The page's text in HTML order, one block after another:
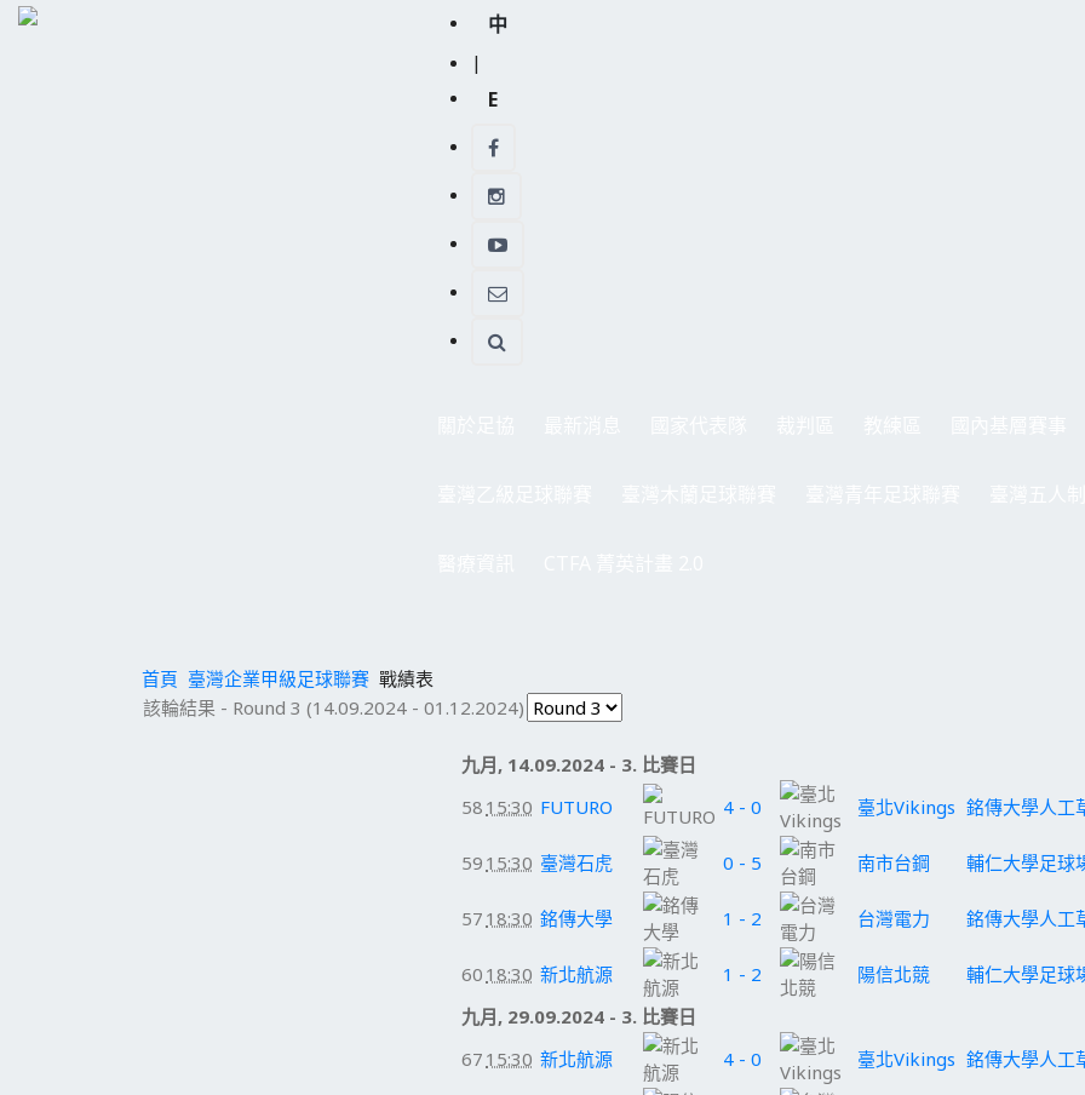
中
|
E
首頁 臺灣企業甲級足球聯賽 戰績表
該輪結果 - Round 3 (14.09.2024 - 01.12.2024)
九月, 14.09.2024 - 3. 比賽日
58 15:30 FUTURO 4 - 0 臺北Vikings 銘傳大學人工
59 15:30 臺灣石虎 0 - 5 南市台鋼 輔仁大學足球
57 18:30 銘傳大學 1 - 2 台灣電力 銘傳大學人工
60 18:30 新北航源 1 - 2 陽信北競
輔仁大學足球
九月, 29.09.2024 - 3. 比賽日
67 15:30 新北航源 4 - 0 臺北Vikings 銘傳大學人工